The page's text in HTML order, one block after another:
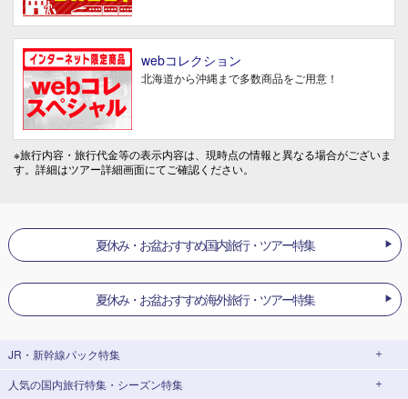
webコレクション
北海道から沖縄まで多数商品をご用意！
※旅行内容・旅行代金等の表示内容は、現時点の情報と異なる場合がございま
す。詳細はツアー詳細画面にてご確認ください。
夏休み・お盆おすすめ国内旅行・ツアー特集
夏休み・お盆おすすめ海外旅行・ツアー特集
JR・新幹線パック特集
JR・新幹線＋ホテルパック
人気の国内旅行特集・シーズン特集